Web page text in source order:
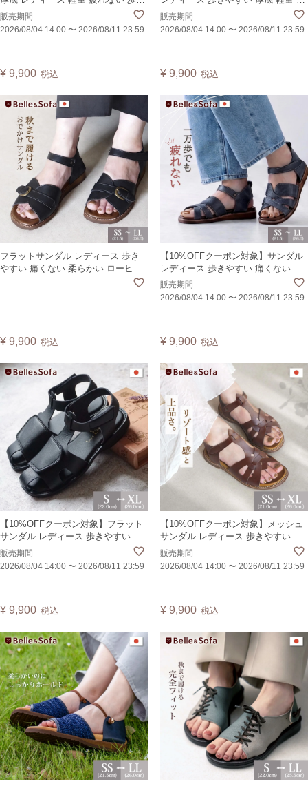
やすい 外反母趾 痛くない かかとあ
り レースアップ 編み上げ ゴム入り
販売期間
2026/08/04 14:00 〜 2026/08/11 23:59
¥ 9,900 税込
れない 外反母趾 痛くない プラット
フォーム グルカサンダル 白 黒 人気
販売期間
2026/08/04 14:00 〜 2026/08/11 23:59
¥ 9,900 税込
フラットサンダル レディース 歩き
やすい 痛くない 柔らかい ローヒー
ル カジュアル バックル コンフォー
¥ 9,900 税込
【10%OFFクーポン対象】サンダル
レディース 歩きやすい 痛くない ク
ロス ストラップ マジックテープ カ
ジュアル 黒 夏 ぺたんこ コンフォー
販売期間
2026/08/04 14:00 〜 2026/08/11 23:59
¥ 9,900 税込
【10%OFFクーポン対象】フラット
サンダル レディース 歩きやすい 痛
くない 柔らかい マジックテープ 外
反母趾でも安心 大きいサイズ ロー
販売期間
2026/08/04 14:00 〜 2026/08/11 23:59
¥ 9,900 税込
【10%OFFクーポン対象】メッシュ
サンダル レディース 歩きやすい 痛
くない フラット ローヒール カジュ
アル エスニック アジアン グラディ
販売期間
2026/08/04 14:00 〜 2026/08/11 23:59
¥ 9,900 税込